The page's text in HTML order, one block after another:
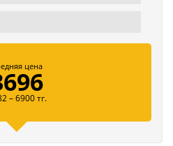
цена
– 6900 тг.